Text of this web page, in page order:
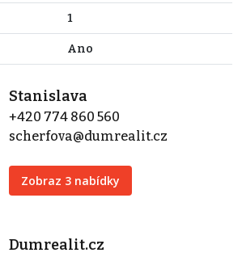
1
Ano
Stanislava
+420 774 860 560
scherfova@dumrealit.cz
Zobraz 3 nabídky
Dumrealit.cz